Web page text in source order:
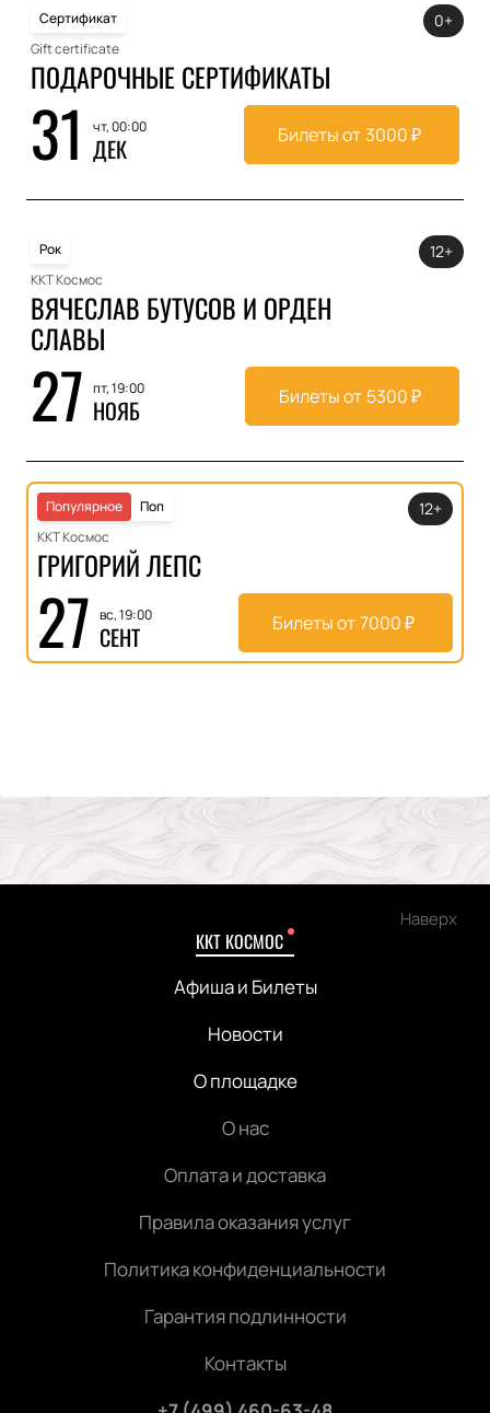
Сертификат
Gift certificate
ПОДАРОЧНЫЕ СЕРТИФИКАТЫ
31 чт, 00:00
ДЕК
0+
Билеты от 3000₽
Рок
ККТ Космос
ВЯЧЕСЛАВ БУТУСОВ И ОРДЕН
СЛАВЫ
27 пт, 19:00
НОЯБ
12+
Билеты от 5300₽
Поп
Популярное
ККТ Космос
ГРИГОРИЙ ЛЕПС
27 вс, 19:00
СЕНТ
12+
Билеты от7000₽
Наверх
ККТ КОСМОС
Афиша и Билеты
Новости
О площадке
О нас
Оплата и доставка
Правила оказания услуг
Политика конфиденциальности
Гарантия подлинности
Контакты